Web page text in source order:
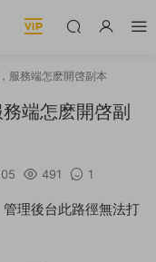
服務端怎麽開啓副本
端怎麽開啓副
491 1
理後台此路徑無法打